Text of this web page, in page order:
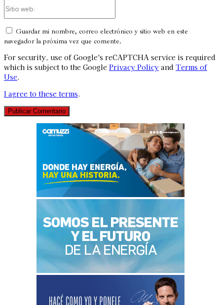
Guardar mi nombre, correo electrónico y sitio web en este
navegador la próxima vez que comente.
For security, use of Google's reCAPTCHA service is required
which is subject to the Google Privacy Policy and Terms of
Use.
I agree to these terms.